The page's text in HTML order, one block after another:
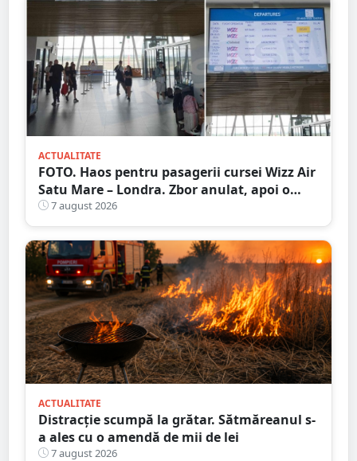
ACTUALITATE
FOTO. Haos pentru pasagerii cursei Wizz Air
Satu Mare – Londra. Zbor anulat, apoi o
nouă întârziere. Fără explicații clare
7 august 2026
ACTUALITATE
Distracție scumpă la grătar. Sătmăreanul s-
a ales cu o amendă de mii de lei
7 august 2026